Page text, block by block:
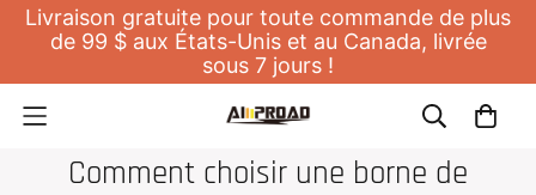
Livraison gratuite pour toute commande de plus
de 99 $ aux États-Unis et au Canada, livrée
sous 7 jours !
Comment choisir une borne de